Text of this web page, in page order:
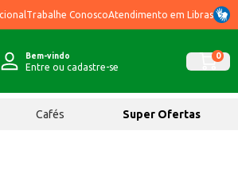
Trabalhe ConoscoAtendimento em Libras
Bem-vindo
Entre ou cadastre-se
0
Cafés Super Ofertas